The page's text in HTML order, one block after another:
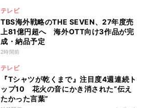
テレビ
TBS海外戦略のTHE SEVEN、27年度売
上81億円超へ 海外OTT向け3作品が完
成・納品予定
2時間前
テレビ
『Tシャツが乾くまで』注目度4週連続ト
ップ10 花火の音にかき消された“伝え
たかった言葉”